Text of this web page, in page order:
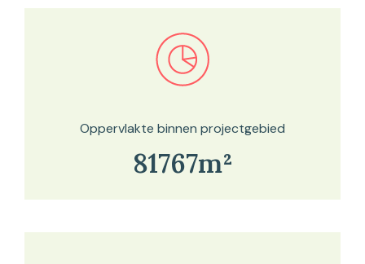
Bekijk in onze kaartviewer
Oppervlakte binnen projectgebied
81767m²